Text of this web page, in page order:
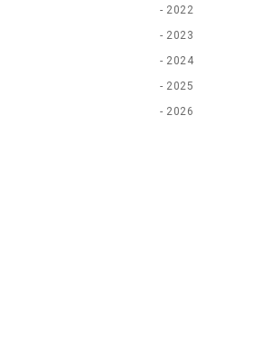
2022
2023
2024
2025
2026